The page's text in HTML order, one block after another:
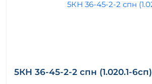
5КН 36-45-2-2 спн (1.020.1-6сп)